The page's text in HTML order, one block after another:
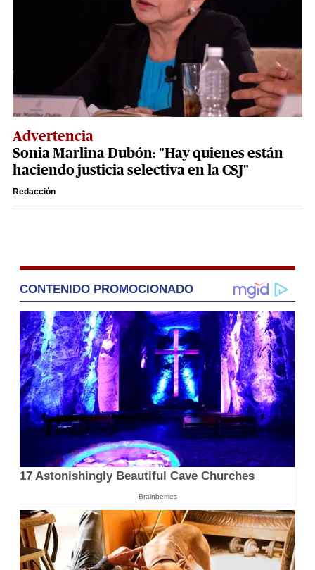
Advertencia
Sonia Marlina Dubón: "Hay quienes están
haciendo justicia selectiva en la CSJ"
Redacción
CONTENIDO PROMOCIONADO
17 Astonishingly Beautiful Cave Churches
Brainberries